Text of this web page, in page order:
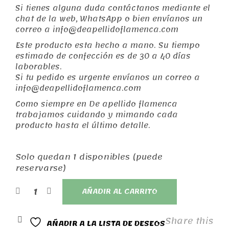
Si tienes alguna duda contáctanos mediante el
chat de la web, WhatsApp o bien envíanos un
correo a info@deapellidoflamenca.com
Este producto esta hecho a mano. Su tiempo
estimado de confección es de 30 a 40 dí­as
laborables.
Si tu pedido es urgente envíanos un correo a
info@deapellidoflamenca.com
Como siempre en De apellido flamenca
trabajamos cuidando y mimando cada
producto hasta el último detalle.
Solo quedan 1 disponibles (puede
reservarse)
AÑADIR AL CARRITO
AÑADIR A LA LISTA DE DESEOSShare this